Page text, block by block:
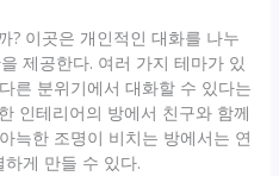
? 이곳은 개인적인 대화를 나누
제공한다. 여러 가지 테마가 있
른 분위기에서 대화할 수 있다는
인테리어의 방에서 친구와 함께
늑한 조명이 비치는 방에서는 연
게 만들 수 있다.